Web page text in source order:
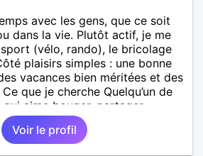
avec les gens, que ce soit
dans la vie. Plutôt actif, je me
(vélo, rando), le bricolage
plaisirs simples : une bonne
vacances bien méritées et des
que je cherche Quelqu’un de
aime bouger, partager,
bienveillante et que tu
sérieuse mais sans pression,
🙂
Voir le profil